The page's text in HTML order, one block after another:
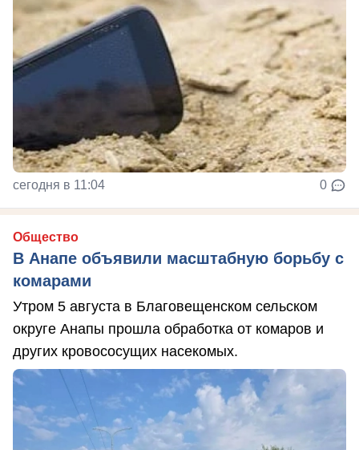
сегодня в 11:04 0
Общество
В Анапе объявили масштабную борьбу с
комарами
Утром 5 августа в Благовещенском сельском
округе Анапы прошла обработка от комаров и
других кровососущих насекомых.